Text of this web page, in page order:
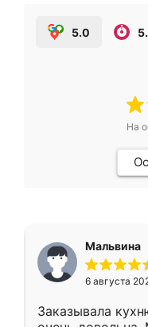
5.0
На
Мальвина
6 августа
Заказывала